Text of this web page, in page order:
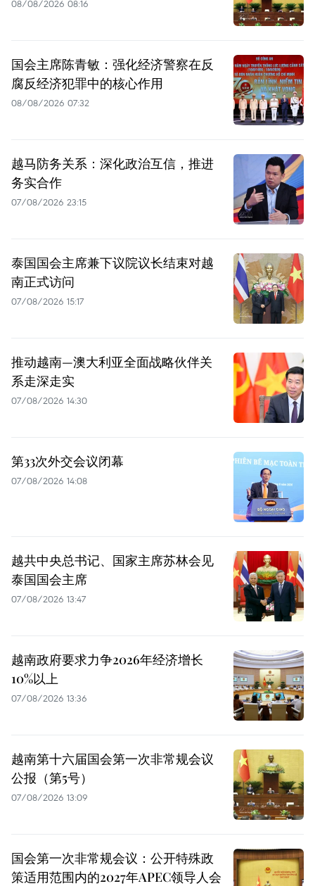
08/08/2026 08:16
国会主席陈青敏：强化经济警察在反
腐反经济犯罪中的核心作用
08/08/2026 07:32
越马防务关系：深化政治互信，推进
务实合作
07/08/2026 23:15
泰国国会主席兼下议院议长结束对越
南正式访问
07/08/2026 15:17
推动越南—澳大利亚全面战略伙伴关
系走深走实
07/08/2026 14:30
第33次外交会议闭幕
07/08/2026 14:08
越共中央总书记、国家主席苏林会见
泰国国会主席
07/08/2026 13:47
越南政府要求力争2026年经济增长
10%以上
07/08/2026 13:36
越南第十六届国会第一次非常规会议
公报（第5号）
07/08/2026 13:09
国会第一次非常规会议：公开特殊政
策适用范围内的2027年APEC领导人会